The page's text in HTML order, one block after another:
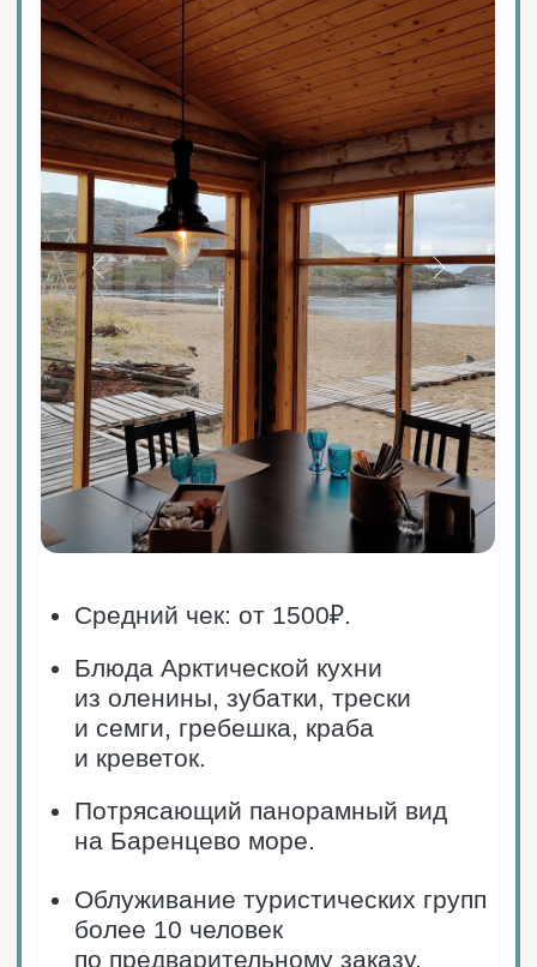
Вместимость и режим
работы
50 мест (16 столов).
Пн-вс: 09:00 — 22:00
ПРОЛОЖИТЬ МАРШРУТ
ЗАКАЗАТЬ ТАКСИ
Ресторан «Полярный кит»
Териберка, Комсомольская ул, 10
Телефон: +7 (981) 303-33-55
Сайт ресторана